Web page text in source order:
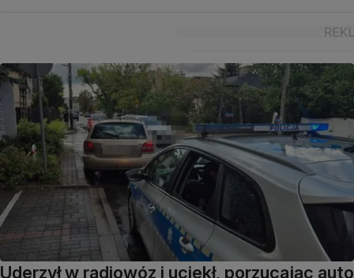
Uderzył w radiowóz i uciekł, porzucając auto